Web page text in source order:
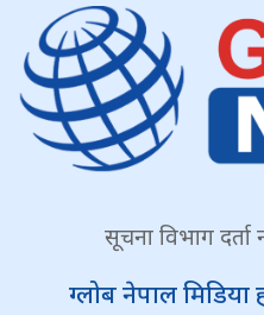
सूचना विभाग
ग्लोब नेपाल